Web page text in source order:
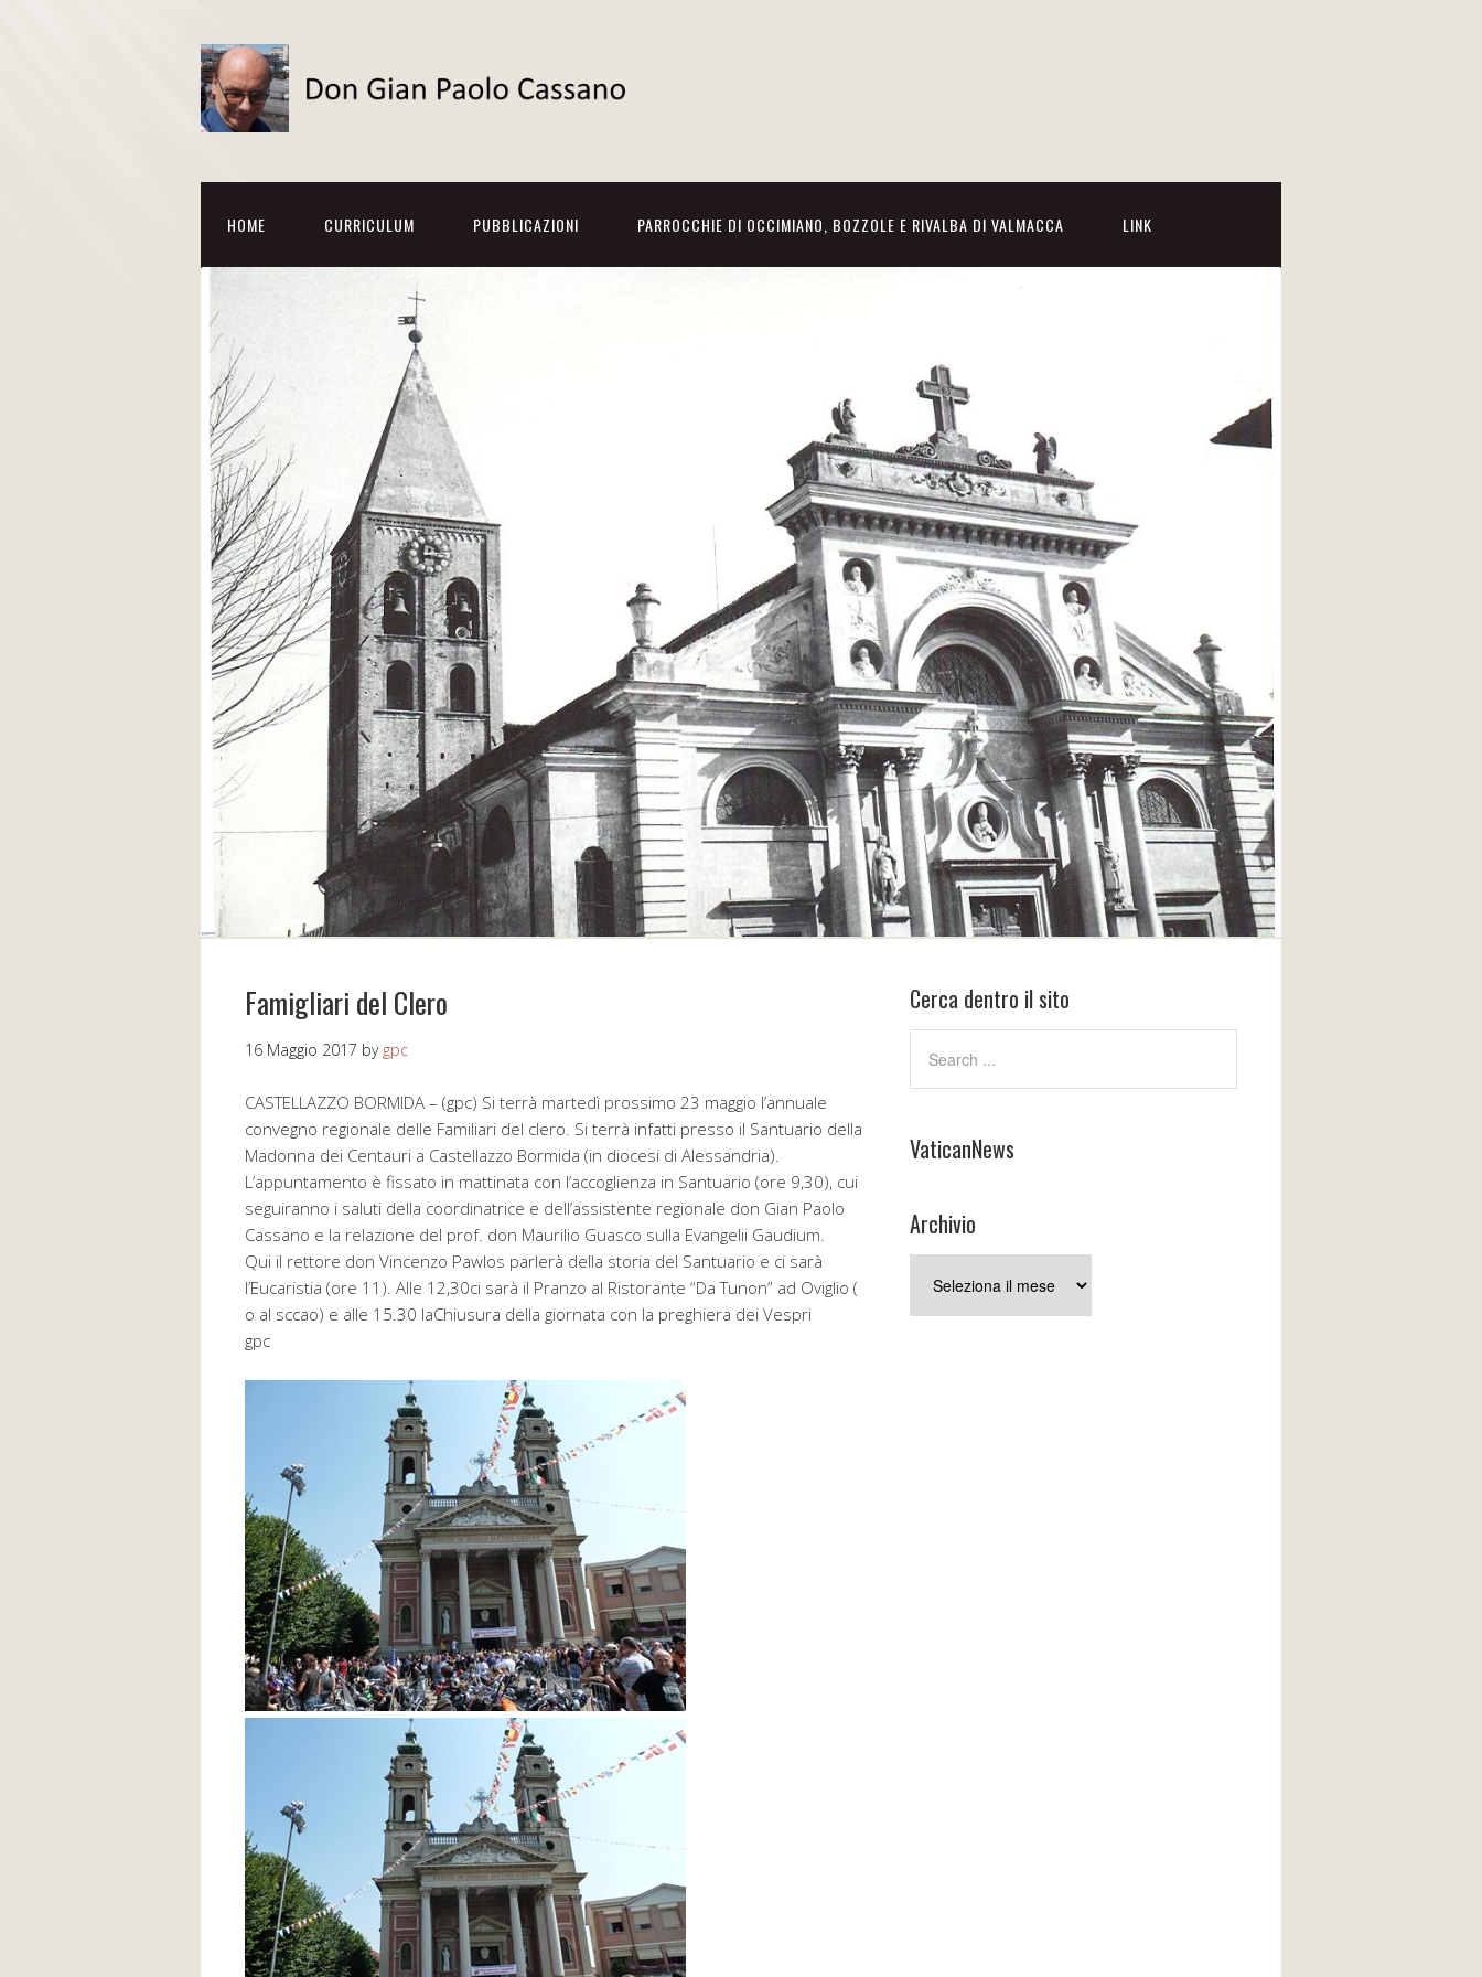
HOME CURRICULUM PUBBLICAZIONI PARROCCHIE DI OCCIMIANO, BOZZOLE E RIVALBA DI VALMACCA LINK
Famigliari del Clero
16 Maggio 2017 by gpc
CASTELLAZZO BORMIDA – (gpc) Si terrà martedì prossimo 23 maggio l’annuale
convegno regionale delle Familiari del clero. Si terrà infatti presso il Santuario della
Madonna dei Centauri a Castellazzo Bormida (in diocesi di Alessandria).
L’appuntamento è fissato in mattinata con l’accoglienza in Santuario (ore 9,30), cui
seguiranno i saluti della coordinatrice e dell’assistente regionale don Gian Paolo
Cassano e la relazione del prof. don Maurilio Guasco sulla Evangelii Gaudium.
Qui il rettore don Vincenzo Pawlos parlerà della storia del Santuario e ci sarà
l’Eucaristia (ore 11). Alle 12,30ci sarà il Pranzo al Ristorante “Da Tunon” ad Oviglio (
o al sccao) e alle 15.30 laChiusura della giornata con la preghiera dei Vespri
gpc
Cerca dentro il sito
VaticanNews
Archivio